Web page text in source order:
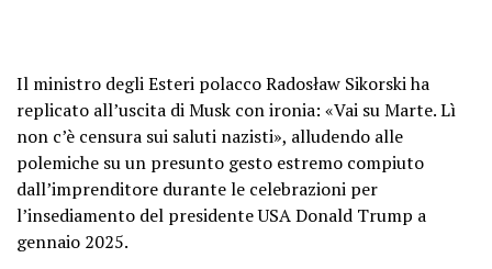
Il ministro degli Esteri polacco Radosław Sikorski ha
replicato all’uscita di Musk con ironia: «Vai su Marte. Lì
non c’è censura sui saluti nazisti», alludendo alle
polemiche su un presunto gesto estremo compiuto
dall’imprenditore durante le celebrazioni per
l’insediamento del presidente USA Donald Trump a
gennaio 2025.